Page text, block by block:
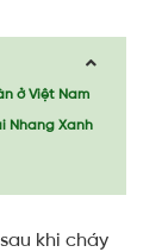
ở Việt Nam
Nhang Xanh
khi cháy